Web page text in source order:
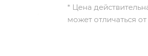
* Цена
может отличаться